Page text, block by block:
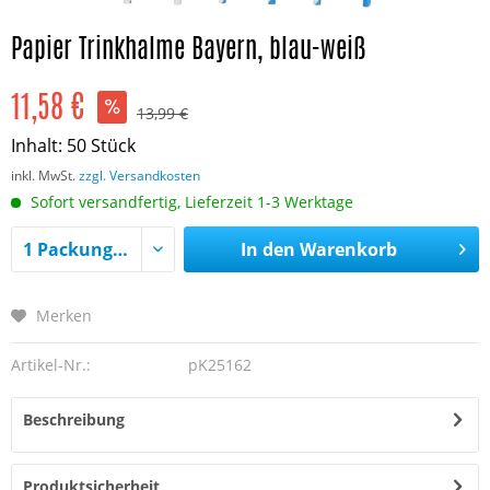
Papier Trinkhalme Bayern, blau-weiß
11,58 € 13,99 €
Inhalt: 50 Stück
inkl. MwSt.zzgl. Versandkosten
Sofort versandfertig, Lieferzeit 1-3 Werktage
In den Warenkorb
Merken
Artikel-Nr.: pK25162
Beschreibung